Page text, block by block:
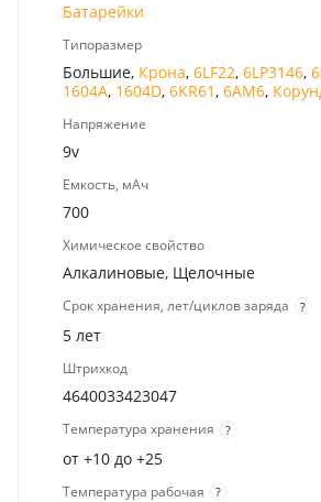
Батарейки
Типоразмер
Большие, Крона, 6LF22, 6LP3146,
1604A, 1604D, 6KR61, 6AM6,
Напряжение
9v
Емкость, мАч
700
Химическое свойство
Алкалиновые, Щелочные
Срок хранения, лет/циклов заряда ?
5 лет
Штрихкод
4640033423047
Температура хранения ?
от +10 до +25
Температура рабочая ?